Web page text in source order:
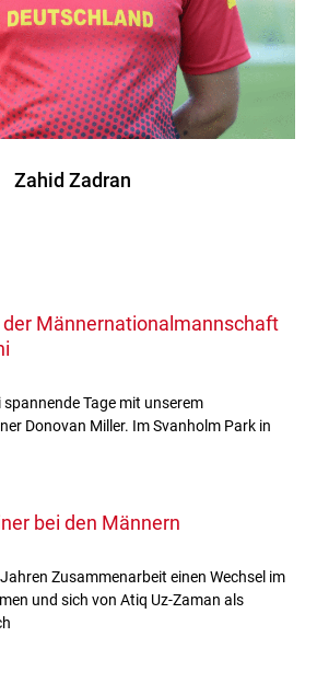
Zahid Zadran
der Männernationalmannschaft
Tage mit unserem
Donovan Miller. Im Svanholm Park in
bei den Männern
Zusammenarbeit einen Wechsel im
und sich von Atiq Uz-Zaman als